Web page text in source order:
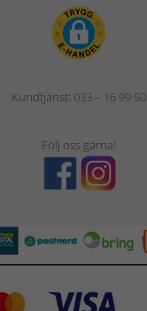
Kundtjänst: 033 – 16 99 50
Följ oss gärna!